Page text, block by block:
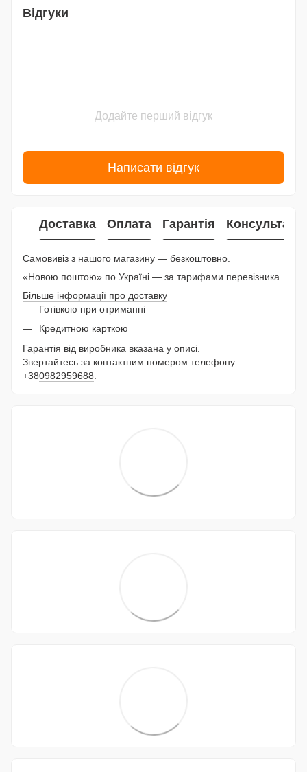
Відгуки
Додайте перший відгук
Написати відгук
Доставка Оплата Гарантія Консультація
Самовивіз з нашого магазину — безкоштовно.
«Новою поштою» по Україні — за тарифами перевізника.
Більше інформації про доставку
Готівкою при отриманні
Кредитною карткою
Гарантія від виробника вказана у описі.
Звертайтесь за контактним номером телефону
+380982959688